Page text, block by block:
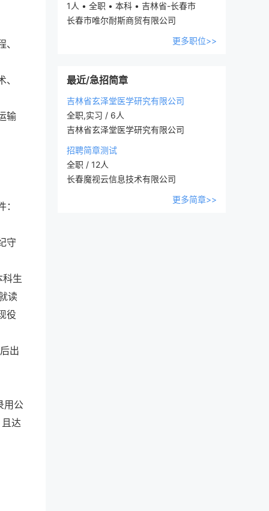
1人 • 全职 • 本科 • 吉林省-长春市
长春市唯尔耐斯商贸有限公司
更多职位>>
最近/急招简章
吉林省玄泽堂医学研究有限公司
全职,实习 / 6人
吉林省玄泽堂医学研究有限公司
招聘简章测试
全职 / 12人
长春魔视云信息技术有限公司
更多简章>>
输
守
生
读
役
出
用公
达